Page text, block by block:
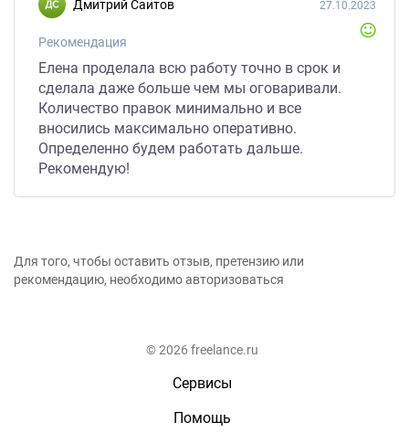
Дмитрий Саитов
Рекомендация
27.10.2023
Елена проделала всю работу точно в срок и
сделала даже больше чем мы оговаривали.
Количество правок минимально и все
вносились максимально оперативно.
Определенно будем работать дальше.
Рекомендую!
Для того, чтобы оставить отзыв, претензию или
рекомендацию, необходимо авторизоваться
© 2026 freelance.ru
Сервисы
Помощь